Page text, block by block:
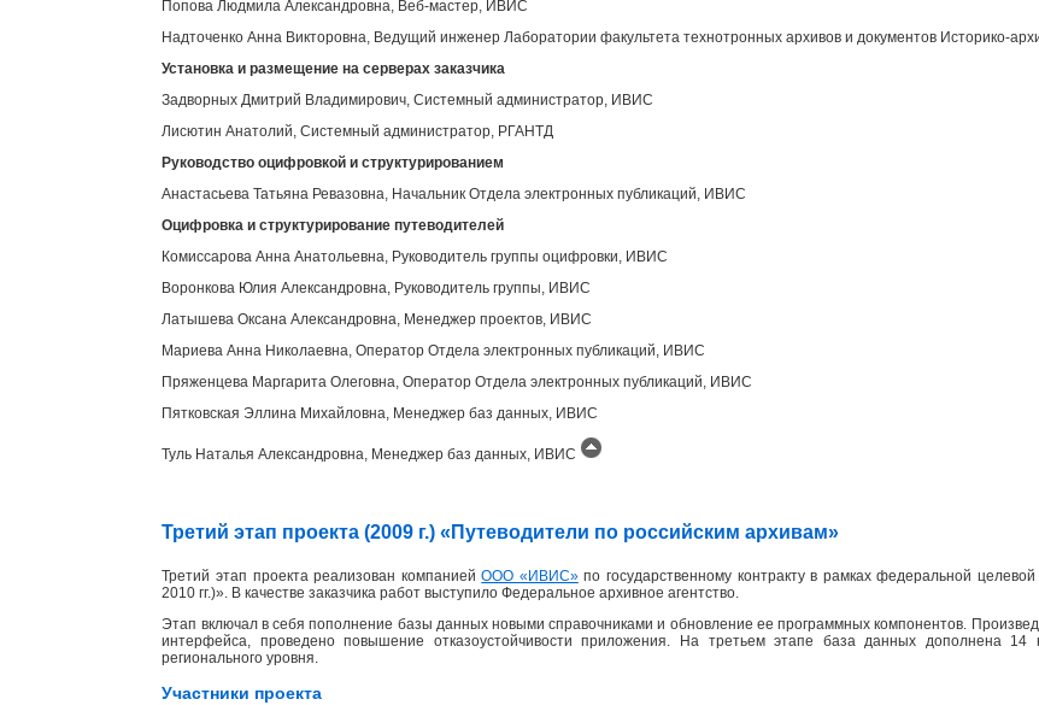
Попова Людмила Александровна, Веб-мастер, ИВИС
Надточенко Анна Викторовна, Ведущий инженер Лаборатории факультета технотронных архивов и документов Историко-
Установка и размещение на серверах заказчика
Задворных Дмитрий Владимирович, Системный администратор, ИВИС
Лисютин Анатолий, Системный администратор, РГАНТД
Руководство оцифровкой и структурированием
Анастасьева Татьяна Ревазовна, Начальник Отдела электронных публикаций, ИВИС
Оцифровка и структурирование путеводителей
Комиссарова Анна Анатольевна, Руководитель группы оцифровки, ИВИС
Воронкова Юлия Александровна, Руководитель группы, ИВИС
Латышева Оксана Александровна, Менеджер проектов, ИВИС
Мариева Анна Николаевна, Оператор Отдела электронных публикаций, ИВИС
Пряженцева Маргарита Олеговна, Оператор Отдела электронных публикаций, ИВИС
Пятковская Эллина Михайловна, Менеджер баз данных, ИВИС
Туль Наталья Александровна, Менеджер баз данных, ИВИС
Третий этап проекта (2009 г.) «Путеводители по российским архивам»
Третий этап проекта реализован компаниейООО «ИВИС»по государственному контракту в рамках федеральной
2010 гг.)». В качестве заказчика работ выступило Федеральное архивное агентство.
Этап включал в себя пополнение базы данных новыми справочниками и обновление ее программных компонентов.
интерфейса, проведено повышение отказоустойчивости приложения. На третьем этапе база данных дополнена 14
регионального уровня.
Участники проекта